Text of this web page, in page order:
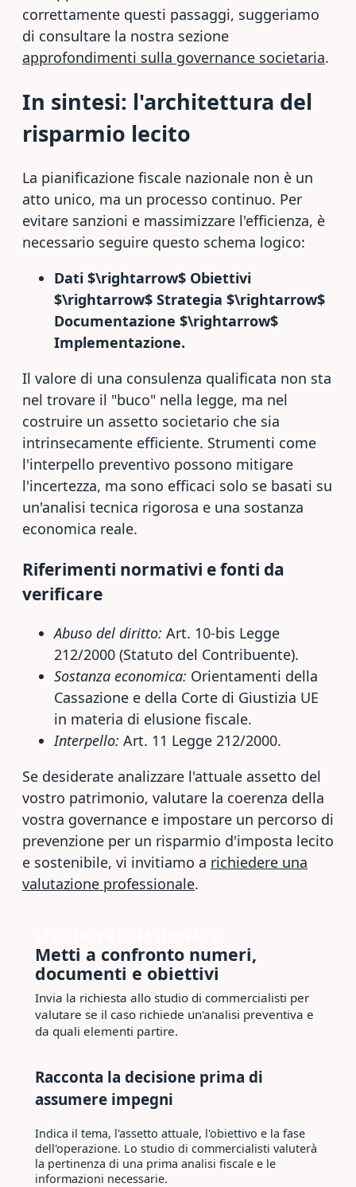
correttamente questi passaggi, suggeriamo
di consultare la nostra sezione
approfondimenti sulla governance societaria.
In sintesi: l'architettura del
risparmio lecito
La pianificazione fiscale nazionale non è un
atto unico, ma un processo continuo. Per
evitare sanzioni e massimizzare l'efficienza, è
necessario seguire questo schema logico:
Dati $\rightarrow$ Obiettivi
$\rightarrow$ Strategia $\rightarrow$
Documentazione $\rightarrow$
Implementazione.
Il valore di una consulenza qualificata non sta
nel trovare il "buco" nella legge, ma nel
costruire un assetto societario che sia
intrinsecamente efficiente. Strumenti come
l'interpello preventivo possono mitigare
l'incertezza, ma sono efficaci solo se basati su
un'analisi tecnica rigorosa e una sostanza
economica reale.
Riferimenti normativi e fonti da
verificare
Abuso del diritto: Art. 10-bis Legge
212/2000 (Statuto del Contribuente).
Sostanza economica: Orientamenti della
Cassazione e della Corte di Giustizia UE
in materia di elusione fiscale.
Interpello: Art. 11 Legge 212/2000.
Se desiderate analizzare l'attuale assetto del
vostro patrimonio, valutare la coerenza della
vostra governance e impostare un percorso di
prevenzione per un risparmio d'imposta lecito
e sostenibile, vi invitiamo a richiedere una
valutazione professionale.
Metti a confronto numeri,
documenti e obiettivi
Invia la richiesta allo studio di commercialisti per
valutare se il caso richiede un'analisi preventiva e
da quali elementi partire.
Racconta la decisione prima di
assumere impegni
Indica il tema, l'assetto attuale, l'obiettivo e la fase
dell'operazione. Lo studio di commercialisti valuterà
la pertinenza di una prima analisi fiscale e le
informazioni necessarie.